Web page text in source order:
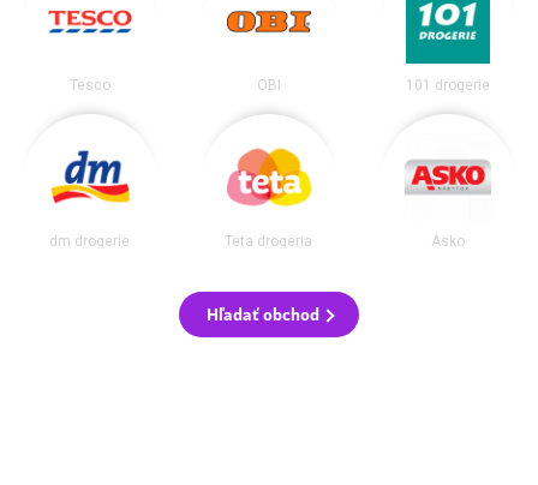
Tesco OBI 101 drogerie
dm drogerie Teta drogéria Asko
Hľadať obchod